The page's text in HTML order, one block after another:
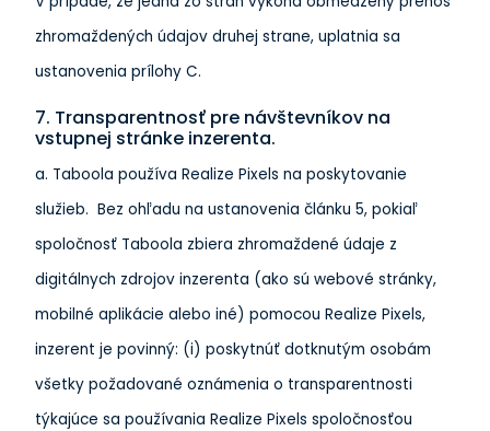
zhromaždených údajov druhej strane, uplatnia sa
ustanovenia prílohy C.
7. Transparentnosť pre návštevníkov na
vstupnej stránke inzerenta.
a. Taboola používa Realize Pixels na poskytovanie
služieb. Bez ohľadu na ustanovenia článku 5, pokiaľ
spoločnosť Taboola zbiera zhromaždené údaje z
digitálnych zdrojov inzerenta (ako sú webové stránky,
mobilné aplikácie alebo iné) pomocou Realize Pixels,
inzerent je povinný: (i) poskytnúť dotknutým osobám
všetky požadované oznámenia o transparentnosti
týkajúce sa používania Realize Pixels spoločnosťou